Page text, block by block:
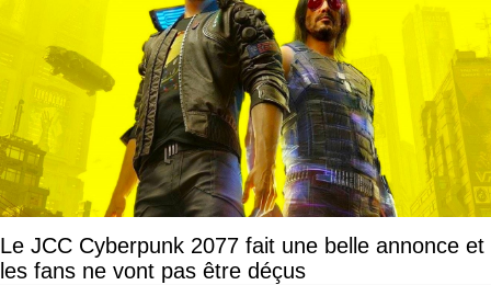
Le JCC Cyberpunk 2077 fait une belle annonce et
les fans ne vont pas être déçus